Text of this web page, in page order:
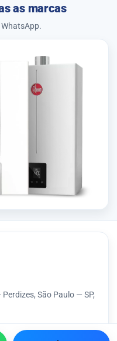
as marcas
São Paulo — SP,